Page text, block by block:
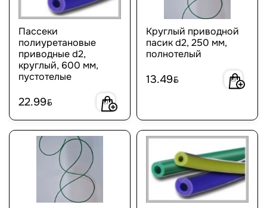
Пассеки
полиуретановые
приводные d2,
круглый, 600 мм,
пустотелые
22.99BYN
Круглый приводной
пасик d2, 250 мм,
полнотелый
13.49BYN